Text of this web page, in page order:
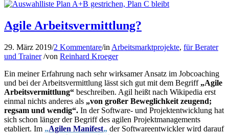
Agile Arbeitsvermittlung?
29. März 2019/2 Kommentare/in Arbeitsmarktprojekte, für Berater
und Trainer /von Reinhard Kroeger
Ein meiner Erfahrung nach sehr wirksamer Ansatz im Jobcoaching
und bei der Arbeitsvermittlung lässt sich gut mit dem Begriff„Agile
Arbeitsvermittlung“ beschreiben. Agil heißt nach Wikipedia erst
einmal nichts anderes als „von großer Beweglichkeit zeugend;
regsam und wendig“. In der Software- und Projektentwicklung hat
sich schon länger der Begriff des agilen Projektmanagements
etabliert. Im „Agilen Manifest„ der Softwareentwickler wird darauf